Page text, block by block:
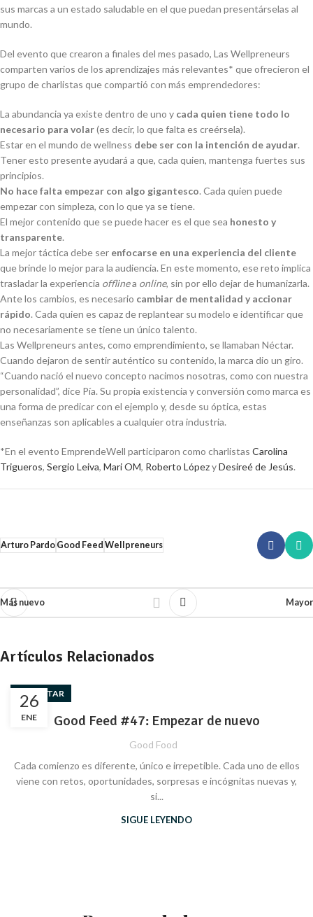
sus marcas a un estado saludable en el que puedan presentárselas al
mundo.
Del evento que crearon a finales del mes pasado, Las Wellpreneurs
comparten varios de los aprendizajes más relevantes* que ofrecieron el
grupo de charlistas que compartió con más emprendedores:
La abundancia ya existe dentro de uno y cada quien tiene todo lo
necesario para volar(es decir, lo que falta es creérsela).
Estar en el mundo de wellness debe ser con la intención de ayudar.
Tener esto presente ayudará a que, cada quien, mantenga fuertes sus
principios.
No hace falta empezar con algo gigantesco. Cada quien puede
empezar con simpleza, con lo que ya se tiene.
El mejor contenido que se puede hacer es el que sea honesto y
transparente.
La mejor táctica debe ser enfocarse en una experiencia del cliente
que brinde lo mejor para la audiencia. En este momento, ese reto implica
trasladar la experiencia offlinea online, sin por ello dejar de humanizarla.
Ante los cambios, es necesario cambiar de mentalidad y accionar
rápido. Cada quien es capaz de replantear su modelo e identificar que
no necesariamente se tiene un único talento.
Las Wellpreneurs antes, como emprendimiento, se llamaban Néctar.
Cuando dejaron de sentir auténtico su contenido, la marca dio un giro.
“Cuando nació el nuevo concepto nacimos nosotras, como con nuestra
personalidad”, dice Pía. Su propia existencia y conversión como marca es
una forma de predicar con el ejemplo y, desde su óptica, estas
enseñanzas son aplicables a cualquier otra industria.
*En el evento EmprendeWell participaron como charlistas Carolina
Trigueros, Sergio Leiva, Mari OM, Roberto LópezyDesireé de Jesús.
Arturo PardoGood Feed Wellpreneurs
Más nuevo Mayor
Artículos Relacionados
26
ENE
BIENESTAR
Good Feed #47: Empezar de nuevo
Good Food
Cada comienzo es diferente, único e irrepetible. Cada uno de ellos
viene con retos, oportunidades, sorpresas e incógnitas nuevas y,
si...
SIGUE LEYENDO